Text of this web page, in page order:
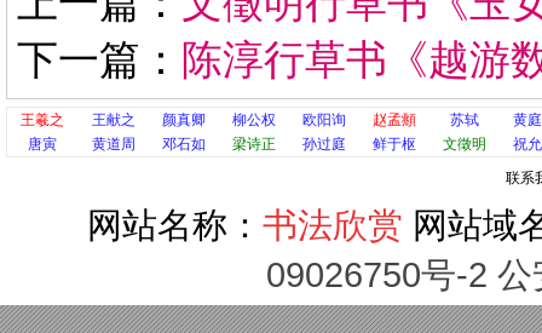
下一篇： 陈淳行草书《越游
王羲之 王献之 颜真卿 柳公权 欧阳询 赵孟頫 苏轼
黄
唐寅
黄道周 邓石如 梁诗正 孙过庭 鲜于枢 文徵明
祝
联系
网站名称： 书法欣赏 网站域
09026750号-2